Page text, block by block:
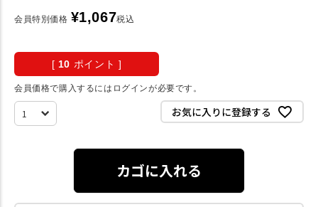
会員特別価格 ¥1,067税込
[ 10 ポイント ]
会員価格で購入するにはログインが必要です。
お気に入りに登録する
カゴに入れる